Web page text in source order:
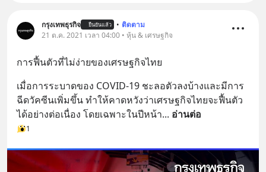
กรุงเทพธุรกิจ ยืนยันแล้ว • ติดตาม
21 ต.ค. 2021 เวลา 04:00 • หุ้น & เศรษฐกิจ
การฟื้นตัวที่ไม่ง่ายของเศรษฐกิจไทย
เมื่อการระบาดของ COVID-19 ชะลอตัวลงบ้างและมีการ
ฉีดวัคซีนเพิ่มขึ้น ทำให้คาดหวังว่าเศรษฐกิจไทยจะฟื้นตัว
ได้อย่างต่อเนื่อง โดยเฉพาะในปีหน้า... อ่านต่อ
1